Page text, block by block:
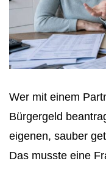
Wer mit einem
Bürgergeld
eigenen, sauber
Das musste eine